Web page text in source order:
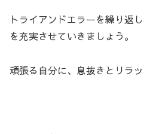
トライアンドエラーを繰り返
を充実させていきましょう。
頑張る自分に、息抜きとリラッ